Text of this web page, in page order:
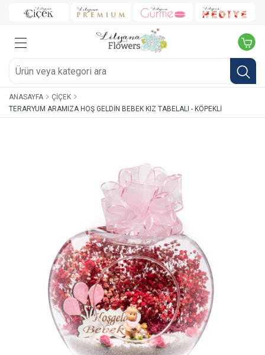
ANASAYFA
ÇIÇEK
TERARYUM ARAMIZA HOŞ GELDIN BEBEK KIZ TABELALI - KÖPEKLI